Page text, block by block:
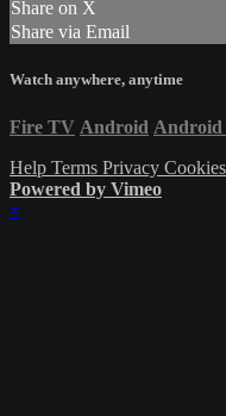
Share on X
Share via Email
Watch anywhere, anytime
Fire TV Android
Help Terms Privacy Cookies
Powered by Vimeo
×